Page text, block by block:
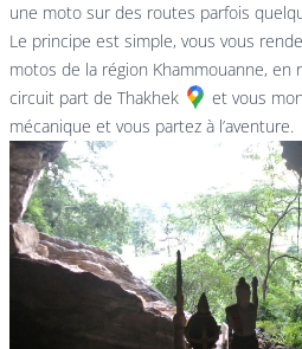
une moto sur des routes parfois
Le principe est simple, vous vous
motos de la région Khammouanne, en
circuit part de Thakhek
et vous
mécanique et vous partez à l’aventure.